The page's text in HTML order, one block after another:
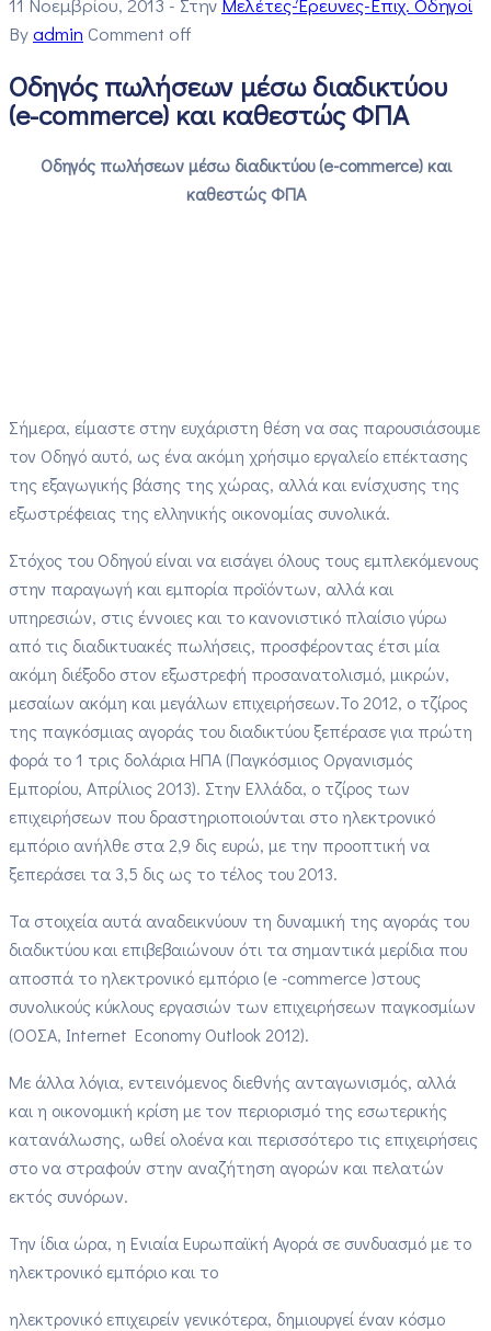
Byadmin Comment off
Οδηγός πωλήσεων μέσω διαδικτύου
(e-commerce) και καθεστώς ΦΠΑ
Οδηγός πωλήσεων μέσω διαδικτύου (e-commerce) και
καθεστώς ΦΠΑ
Σήμερα, είμαστε στην ευχάριστη θέση να σας παρουσιάσουμε
τον Οδηγό αυτό, ως ένα ακόμη χρήσιμο εργαλείο επέκτασης
της εξαγωγικής βάσης της χώρας, αλλά και ενίσχυσης της
εξωστρέφειας της ελληνικής οικονομίας συνολικά.
Στόχος του Οδηγού είναι να εισάγει όλους τους εμπλεκόμενους
στην παραγωγή και εμπορία προϊόντων, αλλά και
υπηρεσιών, στις έννοιες και το κανονιστικό πλαίσιο γύρω
από τις διαδικτυακές πωλήσεις, προσφέροντας έτσι μία
ακόμη διέξοδο στον εξωστρεφή προσανατολισμό, μικρών,
μεσαίων ακόμη και μεγάλων επιχειρήσεων.Το 2012, ο τζίρος
της παγκόσμιας αγοράς του διαδικτύου ξεπέρασε για πρώτη
φορά το 1 τρις δολάρια ΗΠΑ (Παγκόσμιος Οργανισμός
Εμπορίου, Απρίλιος 2013). Στην Ελλάδα, ο τζίρος των
επιχειρήσεων που δραστηριοποιούνται στο ηλεκτρονικό
εμπόριο ανήλθε στα 2,9 δις ευρώ, με την προοπτική να
ξεπεράσει τα 3,5 δις ως το τέλος του 2013.
Τα στοιχεία αυτά αναδεικνύουν τη δυναμική της αγοράς του
διαδικτύου και επιβεβαιώνουν ότι τα σημαντικά μερίδια που
αποσπά το ηλεκτρονικό εμπόριο (e -commerce )στους
συνολικούς κύκλους εργασιών των επιχειρήσεων παγκοσμίων
(ΟΟΣΑ, Internet Economy Outlook 2012).
Με άλλα λόγια, εντεινόμενος διεθνής ανταγωνισμός, αλλά
και η οικονομική κρίση με τον περιορισμό της εσωτερικής
κατανάλωσης, ωθεί ολοένα και περισσότερο τις επιχειρήσεις
στο να στραφούν στην αναζήτηση αγορών και πελατών
εκτός συνόρων.
Την ίδια ώρα, η Ενιαία Ευρωπαϊκή Αγορά σε συνδυασμό με το
ηλεκτρονικό εμπόριο και το
ηλεκτρονικό επιχειρείν γενικότερα, δημιουργεί έναν κόσμο